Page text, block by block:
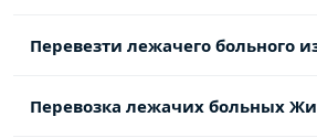
Перевезти лежачего больного
Перевозка лежачих больных